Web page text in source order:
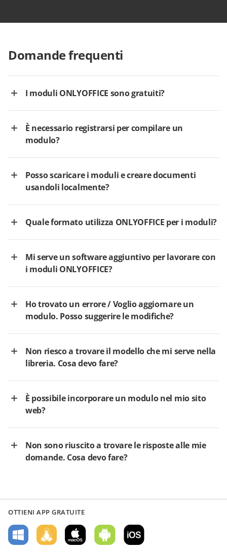
Domande frequenti
I moduli ONLYOFFICE sono gratuiti?
È necessario registrarsi per compilare un
modulo?
Posso scaricare i moduli e creare documenti
usandoli localmente?
Quale formato utilizza ONLYOFFICE per i moduli?
Mi serve un software aggiuntivo per lavorare con
i moduli ONLYOFFICE?
Ho trovato un errore / Voglio aggiornare un
modulo. Posso suggerire le modifiche?
Non riesco a trovare il modello che mi serve nella
libreria. Cosa devo fare?
È possibile incorporare un modulo nel mio sito
web?
Non sono riuscito a trovare le risposte alle mie
domande. Cosa devo fare?
OTTIENI APP GRATUITE